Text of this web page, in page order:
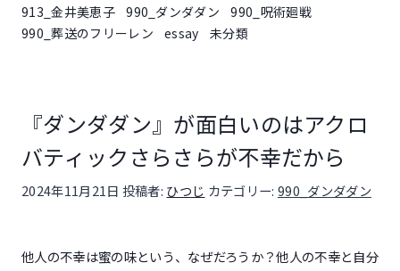
913_金井美恵子
990_ダンダダン
990_呪術廻戦
990_葬送のフリーレン
essay 未分類
『ダンダダン』が面白いのはアクロ
バティックさらさらが不幸だから
投稿日:
2024年11月21日 投稿者: ひつじ カテゴリー:990_ダンダダン
他人の不幸は蜜の味という、なぜだろうか？他人の不幸と自分